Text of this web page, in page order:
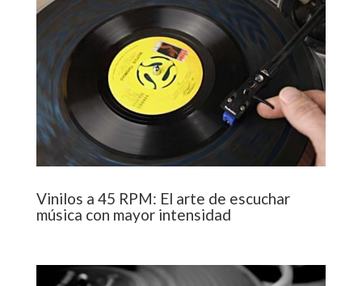
Vinilos a 45 RPM: El arte de escuchar
música con mayor intensidad